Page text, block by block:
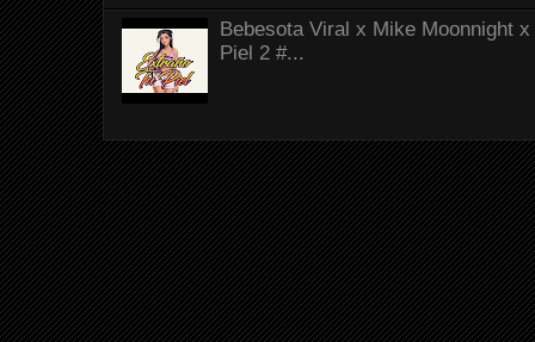
Bebesota Viral x Mike Moonnight
Piel 2 #...